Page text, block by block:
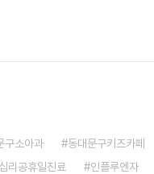
구소아과
동대문구키즈카페
리공휴일진료
인플루엔자